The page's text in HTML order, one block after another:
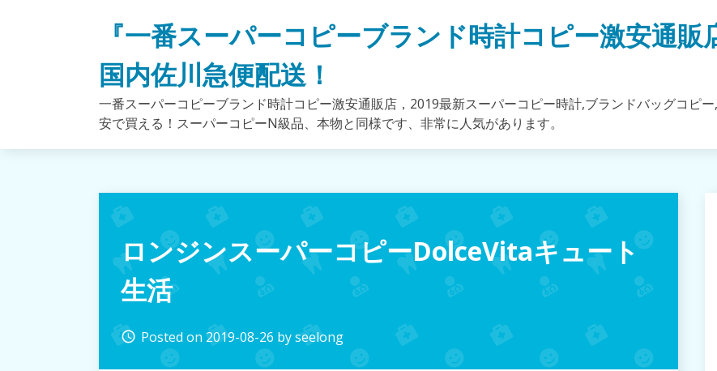
『一番スーパーコピーブランド時計コピー激安通販
国内佐川急便配送！
一番スーパーコピーブランド時計コピー激安通販店，2019最新スーパーコピー時計,ブランドバッグコピ
安で買える！スーパーコピーN級品、本物と同様です、非常に人気があります。
ロンジンスーパーコピーDolceVitaキュート
生活
access_time Posted on2019-08-26 byseelong